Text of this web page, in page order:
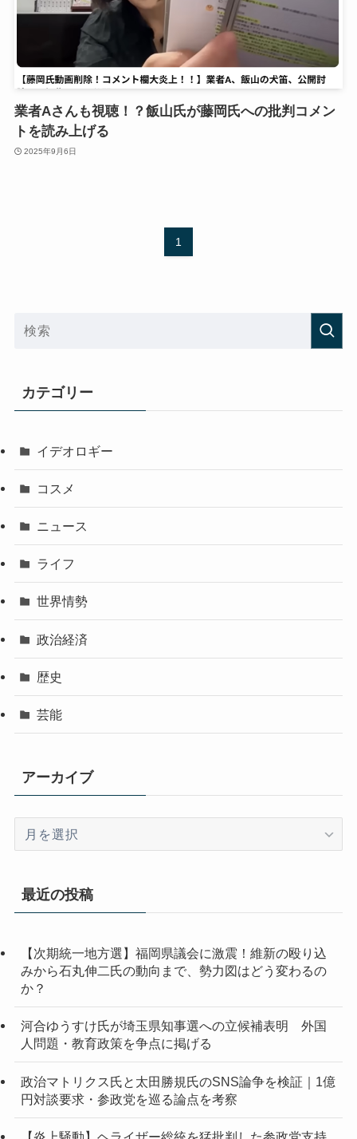
業者Aさんも視聴！？飯山氏が藤岡氏への批判コメン
トを読み上げる
2025年9月6日
1
カテゴリー
イデオロギー
コスメ
ニュース
ライフ
世界情勢
政治経済
歴史
芸能
アーカイブ
イ
最近の投稿
【次期統一地方選】福岡県議会に激震！維新の殴り込
みから石丸伸二氏の動向まで、勢力図はどう変わるの
か？
河合ゆうすけ氏が埼玉県知事選への立候補表明 外国
人問題・教育政策を争点に掲げる
政治マトリクス氏と太田勝規氏のSNS論争を検証｜1億
円対談要求・参政党を巡る論点を考察